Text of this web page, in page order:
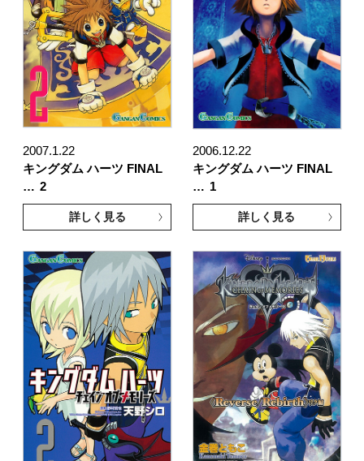
2007.1.22
キングダム ハーツ FINAL
… 2
詳しく見る
2006.12.22
キングダム ハーツ FINAL
… 1
詳しく見る